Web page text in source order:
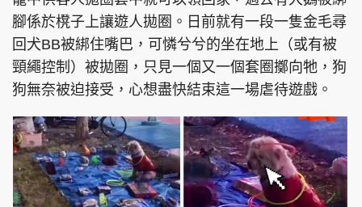
腳係於櫈子上讓遊人拋圈。日前就有一段一隻金毛尋
回犬BB被綁住嘴巴，可憐兮兮的坐在地上（或有被
頸繩控制）被拋圈，只見一個又一個套圈擲向牠，狗
狗無奈被迫接受，心想盡快結束這一場虐待遊戲。